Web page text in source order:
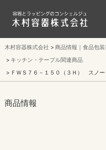
木村容器株式会社
商品情報｜食品包
キッチン・テーブル関連商品
ＦＷＳ７６－１５０（３Ｈ） スノ
商品情報